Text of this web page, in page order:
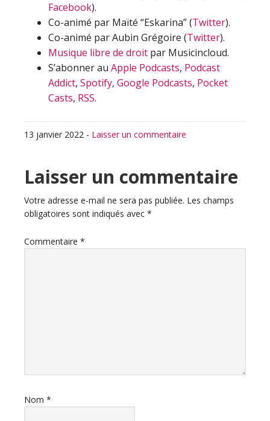
Facebook).
Co-animé par Maïté “Eskarina” (Twitter).
Co-animé par Aubin Grégoire (Twitter).
Musique libre de droit par Musicincloud.
S’abonner au Apple Podcasts, Podcast
Addict, Spotify, Google Podcasts, Pocket
Casts, RSS.
13 janvier 2022 - Laisser un commentaire
Interactions
du
lecteur
Laisser un commentaire
Votre adresse e-mail ne sera pas publiée. Les champs
obligatoires sont indiqués avec *
Commentaire *
Nom *